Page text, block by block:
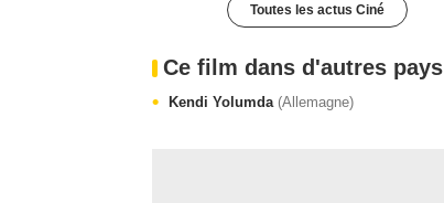
Toutes les actus Ciné
Ce film dans d'autres pays
Kendi Yolumda (Allemagne)